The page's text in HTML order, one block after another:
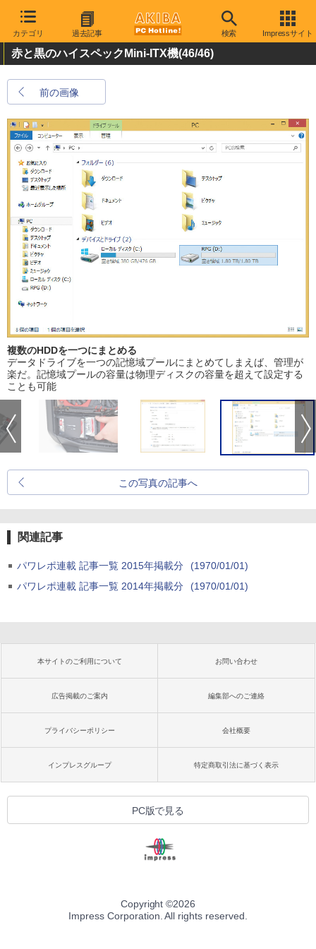
カテゴリ 過去記事 検索 Impressサイト
赤と黒のハイスペックMini-ITX機(46/46)
前の画像
複数のHDDを一つにまとめる
データドライブを一つの記憶域プールにまとめてしまえば、管理が
楽だ。記憶域プールの容量は物理ディスクの容量を超えて設定する
ことも可能
この写真の記事へ
関連記事
パワレポ連載 記事一覧 2015年掲載分
(1970/01/01)
パワレポ連載 記事一覧 2014年掲載分
(1970/01/01)
本サイトのご利用について お問い合わせ
広告掲載のご案内 編集部へのご連絡
プライバシーポリシー 会社概要
インプレスグループ 特定商取引法に基づく表示
PC版で見る
Copyright ©2026
Impress Corporation. All rights reserved.